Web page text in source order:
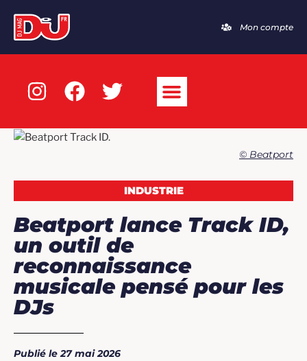
Mon compte
© Beatport
INDUSTRIE
Beatport lance Track ID,
un outil de
reconnaissance
musicale pensé pour les
DJs
Publié le 27 mai 2026